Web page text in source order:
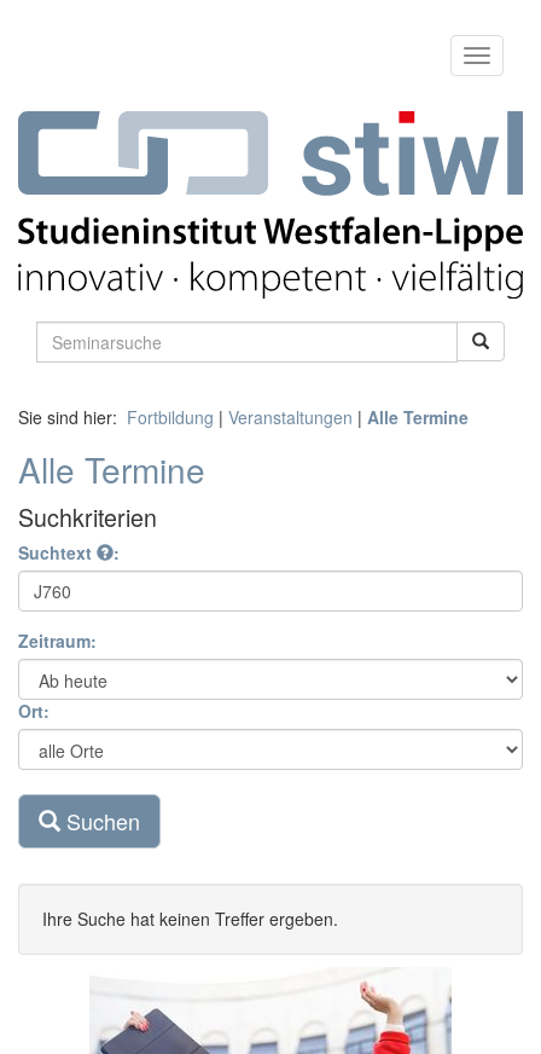
Sie sind hier: Fortbildung | Veranstaltungen | Alle Termine
Alle Termine
Suchkriterien
Suchtext :
Zeitraum:
Ort:
Suchen
Ihre Suche hat keinen Treffer ergeben.